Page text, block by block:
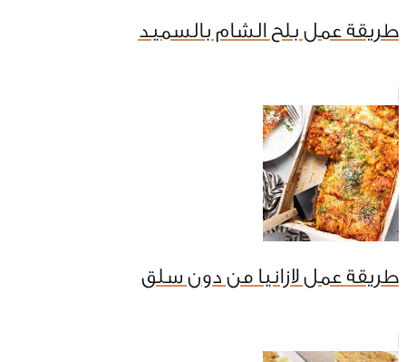
طريقة عمل بلح الشام بالسميد
طريقة عمل لازانيا من دون سلق